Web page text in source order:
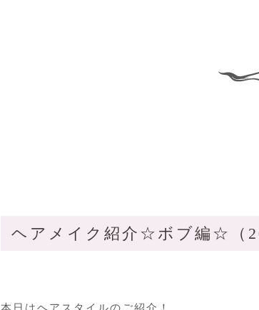
ヘアメイク紹介☆ボブ編☆（
本日はヘアスタイルのご紹介！